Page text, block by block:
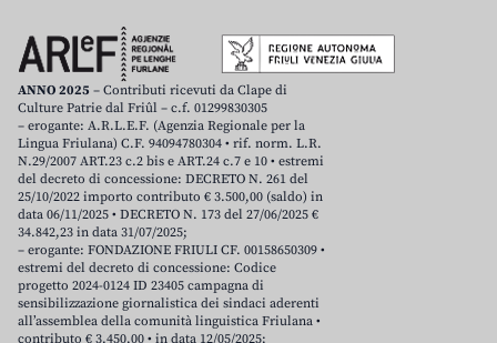
ANNO 2025 – Contributi ricevuti da Clape di
Culture Patrie dal Friûl – c.f. 01299830305
– erogante: A.R.L.E.F. (Agenzia Regionale per la
Lingua Friulana) C.F. 94094780304 • rif. norm. L.R.
N.29/2007 ART.23 c.2 bis e ART.24 c.7 e 10 • estremi
del decreto di concessione: DECRETO N. 261 del
25/10/2022 importo contributo € 3.500,00 (saldo) in
data 06/11/2025 • DECRETO N. 173 del 27/06/2025 €
34.842,23 in data 31/07/2025;
– erogante: FONDAZIONE FRIULI CF. 00158650309 •
estremi del decreto di concessione: Codice
progetto 2024-0124 ID 23405 campagna di
sensibilizzazione giornalistica dei sindaci aderenti
all’assemblea della comunità linguistica Friulana •
contributo € 3.450,00 • in data 12/05/2025;